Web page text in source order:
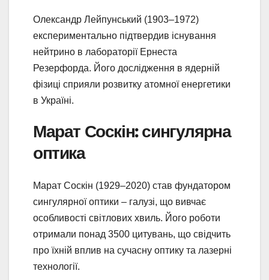
Олександр Лейпунський (1903–1972)
експериментально підтвердив існування
нейтрино в лабораторії Ернеста
Резерфорда. Його дослідження в ядерній
фізиці сприяли розвитку атомної енергетики
в Україні.
Марат Соскін: сингулярна
оптика
Марат Соскін (1929–2020) став фундатором
сингулярної оптики – галузі, що вивчає
особливості світлових хвиль. Його роботи
отримали понад 3500 цитувань, що свідчить
про їхній вплив на сучасну оптику та лазерні
технології.